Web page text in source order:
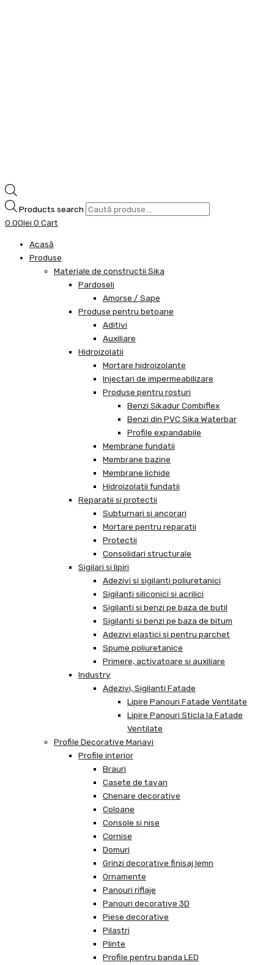
Products search
0.00lei 0 Cart
Acasă
Produse
Materiale de constructii Sika
Pardoseli
Amorse / Sape
Produse pentru betoane
Aditivi
Auxiliare
Hidroizolatii
Mortare hidroizolante
Injectari de impermeabilizare
Produse pentru rosturi
Benzi Sikadur Combiflex
Benzi din PVC Sika Waterbar
Profile expandabile
Membrane fundatii
Membrane bazine
Membrane lichide
Hidroizolatii fundatii
Reparatii si protectii
Subturnari si ancorari
Mortare pentru reparatii
Protectii
Consolidari structurale
Sigilari si lipiri
Adezivi si sigilanti poliuretanici
Sigilanti siliconici si acrilici
Sigilanti si benzi pe baza de butil
Sigilanti si benzi pe baza de bitum
Adezivi elastici si pentru parchet
Spume poliuretanice
Primere, activatoare si auxiliare
Industry
Adezivi, Sigilanti Fatade
Lipire Panouri Fatade Ventilate
Lipire Panouri Sticla la Fatade
Ventilate
Profile Decorative Manavi
Profile interior
Brauri
Casete de tavan
Chenare decorative
Coloane
Console si nise
Cornise
Domuri
Grinzi decorative finisaj lemn
Ornamente
Panouri riflaje
Panouri decorative 3D
Piese decorative
Pilastri
Plinte
Profile pentru banda LED